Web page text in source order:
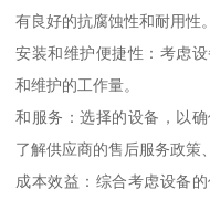
有良好的抗腐蚀性和耐用性。
安装和维护便捷性：考虑
和维护的工作量。
和服务：选择的设备，以
了解供应商的售后服务政策
成本效益：综合考虑设备